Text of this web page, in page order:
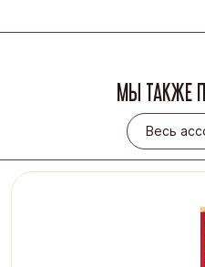
МЫ ТАКЖЕ
Весь
Весь